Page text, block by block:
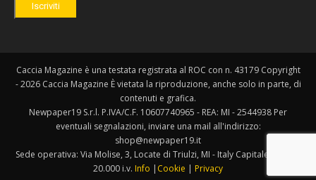
Iscriviti
Caccia Magazine è una testata registrata al ROC con n. 43179 Copyright
- 2026 Caccia Magazine È vietata la riproduzione, anche solo in parte, di
contenuti e grafica.
Newpaper19 S.r.l. P.IVA/C.F. 10607740965 - REA: MI - 2544938 Per
eventuali segnalazioni, inviare una mail all'indirizzo:
shop@newpaper19.it
Sede operativa: Via Molise, 3, Locate di Triulzi, MI - Italy Capitale Sociale:
20.000 i.v. Info | Cookie | Privacy